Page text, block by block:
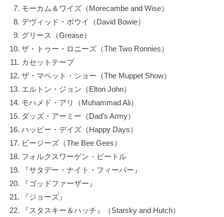
モーカム＆ワイズ（Morecambe and Wise）
デヴィッド・ボウイ（David Bowie）
グリース（Grease）
ザ・トゥー・ロニーズ（The Two Ronnies）
カセットテープ
ザ・マペット・ショー（The Muppet Show）
エルトン・ジョン（Elton John）
モハメド・アリ（Muhammad Ali）
ダッズ・アーミー（Dad’s Army）
ハッピー・デイズ（Happy Days）
ビージーズ（The Bee Gees）
フォルクスワーゲン・ビートル
『サタデー・ナイト・フィーバー』
『ゴッドファーザー』
『ジョーズ』
『スタスキー＆ハッチ』（Starsky and Hutch）